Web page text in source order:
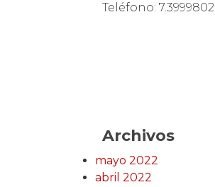
Teléfono: 7.3999802
Archivos
mayo 2022
abril 2022